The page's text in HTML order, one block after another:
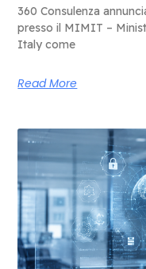
360 Consulenza
presso il MIMIT –
Italy come
Read More